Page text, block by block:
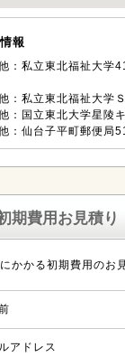
報
：私立東北福祉大学
：私立東北福祉大学
：国立東北大学星陵
：仙台子平町郵便局
期費用お見積り
かかる初期費用のお
アドレス